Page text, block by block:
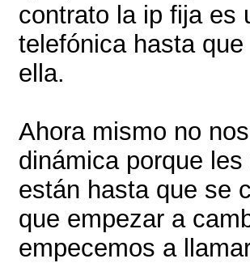
contrato la ip fija es
telefónica hasta
ella.
Ahora mismo no
dinámica porque
están hasta que se
que empezar a
empecemos a